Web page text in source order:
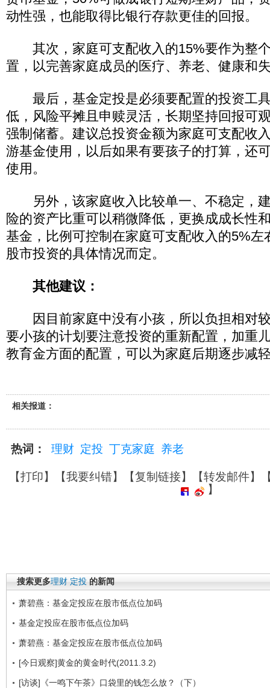
动性强，也能取得比银行存款更佳的回报。
其次，家庭可支配收入的15%要作为整
置，以完善家庭成员的医疗、养老、健康和
最后，基金定投是必须要配置的投资工
低，风险平摊且申赎灵活，长期坚持回报可
强制储蓄。建议总投资金额为家庭可支配收
游基金使用，以后如果有要孩子的打算，还
使用。
另外，该家庭收入比较单一、不稳定，
险的资产比重可以稍微降低，更换成成长性
基金，比例可控制在家庭可支配收入的5%左
股市投资的具体情况而定。
其他建议：
因目前家庭中没有小孩，所以负担相对
要小孩的计划要注意投资的重新配置，加重
教育金方面的配置，可以为家庭后期逐步减
相关报道：
热词： 理财 定投 丁克家庭 养老
【打印】【我要纠错】【复制链接】【转发邮件】
】
搜索更多理财 定投 的新闻
萧碧燕：基金定投应在股市低点位加码
基金定投应在股市低点位加码
萧碧燕：基金定投应在股市低点位加码
[今日观察]黄金的黄金时代(2011.3.2)
[访谈]《一鸣下午茶》口袋里的钱怎么放？（下）